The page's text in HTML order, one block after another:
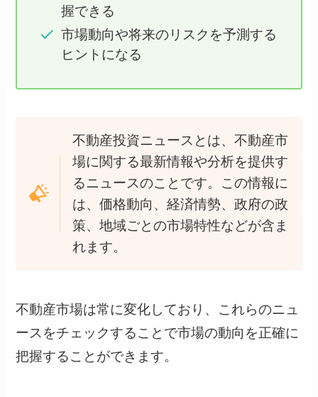
握できる
市場動向や将来のリスクを予測する
ヒントになる
不動産投資ニュースとは、不動産市
場に関する最新情報や分析を提供す
るニュースのことです。この情報に
は、価格動向、経済情勢、政府の政
策、地域ごとの市場特性などが含ま
れます。
不動産市場は常に変化しており、これらのニュ
ースをチェックすることで市場の動向を正確に
把握することができます。